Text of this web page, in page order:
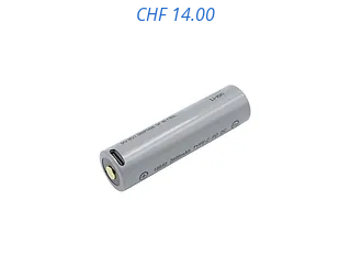
Preis
CHF 14.00